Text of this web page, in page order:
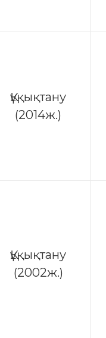
Құқықтану
(2014ж.)
Құқықтану
(2002ж.)